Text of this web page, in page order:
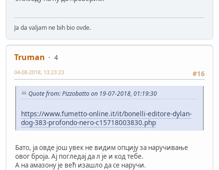
Ja da valjam ne bih bio ovde.
Truman
4
#16
04-08-2018, 13:23:23
Quote from: Pizzobatto on 19-07-2018, 01:19:30
https://www.fumetto-online.it/it/bonelli-editore-dylan-
dog-383-profondo-nero-c15718003830.php
Бато, ја овде још увек не видим опцију за наручивање
овог броја. Ај погледај да л је и код тебе.
А на амазону је већ изашло да се наручи.